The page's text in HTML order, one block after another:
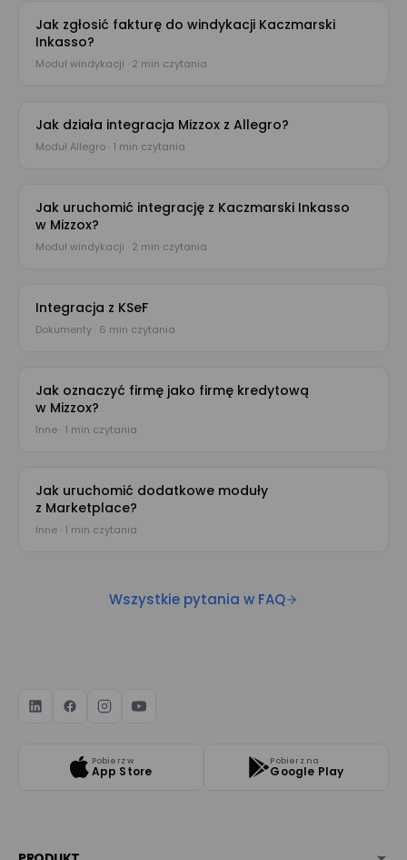
Jak zgłosić fakturę do windykacji Kaczmarski
Inkasso?
Moduł windykacji · 2 min czytania
Jak działa integracja Mizzox z Allegro?
Moduł Allegro · 1 min czytania
Jak uruchomić integrację z Kaczmarski Inkasso
w Mizzox?
Moduł windykacji · 2 min czytania
Integracja z KSeF
Dokumenty · 6 min czytania
Jak oznaczyć firmę jako firmę kredytową
w Mizzox?
Inne · 1 min czytania
Jak uruchomić dodatkowe moduły
z Marketplace?
Inne · 1 min czytania
Wszystkie pytania w FAQ
Pobierz w
App Store
Pobierz na
Google Play